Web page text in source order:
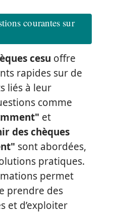
courantes sur
cesu offre
rapides sur de
liés à leur
comme
et
des chèques
sont abordées,
pratiques.
permet
prendre des
et d’exploiter